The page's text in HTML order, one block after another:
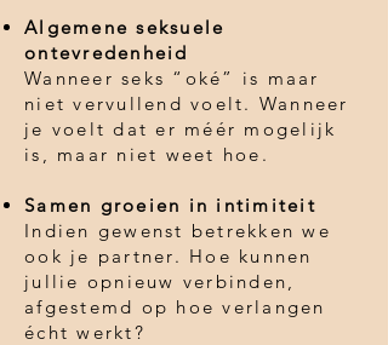
Algemene seksuele
ontevredenheid
Wanneer seks “oké” is maar
niet vervullend voelt. Wanneer
je voelt dat er méér mogelijk
is, maar niet weet hoe.
Samen groeien in intimiteit
Indien gewenst betrekken we
ook je partner. Hoe kunnen
jullie opnieuw verbinden,
afgestemd op hoe verlangen
écht werkt?